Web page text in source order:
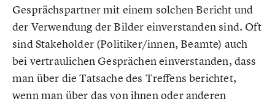
Gesprächspartner mit einem solchen Bericht und
der Verwendung der Bilder einverstanden sind. Oft
sind Stakeholder (Politiker/innen, Beamte) auch
bei vertraulichen Gesprächen einverstanden, dass
man über die Tatsache des Treffens berichtet,
wenn man über das von ihnen oder anderen